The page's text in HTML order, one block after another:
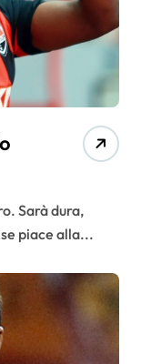
piace alla...